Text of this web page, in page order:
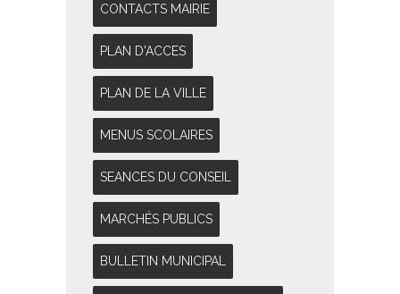
CONTACTS MAIRIE
PLAN D'ACCES
PLAN DE LA VILLE
MENUS SCOLAIRES
SEANCES DU CONSEIL
MARCHÉS PUBLICS
BULLETIN MUNICIPAL